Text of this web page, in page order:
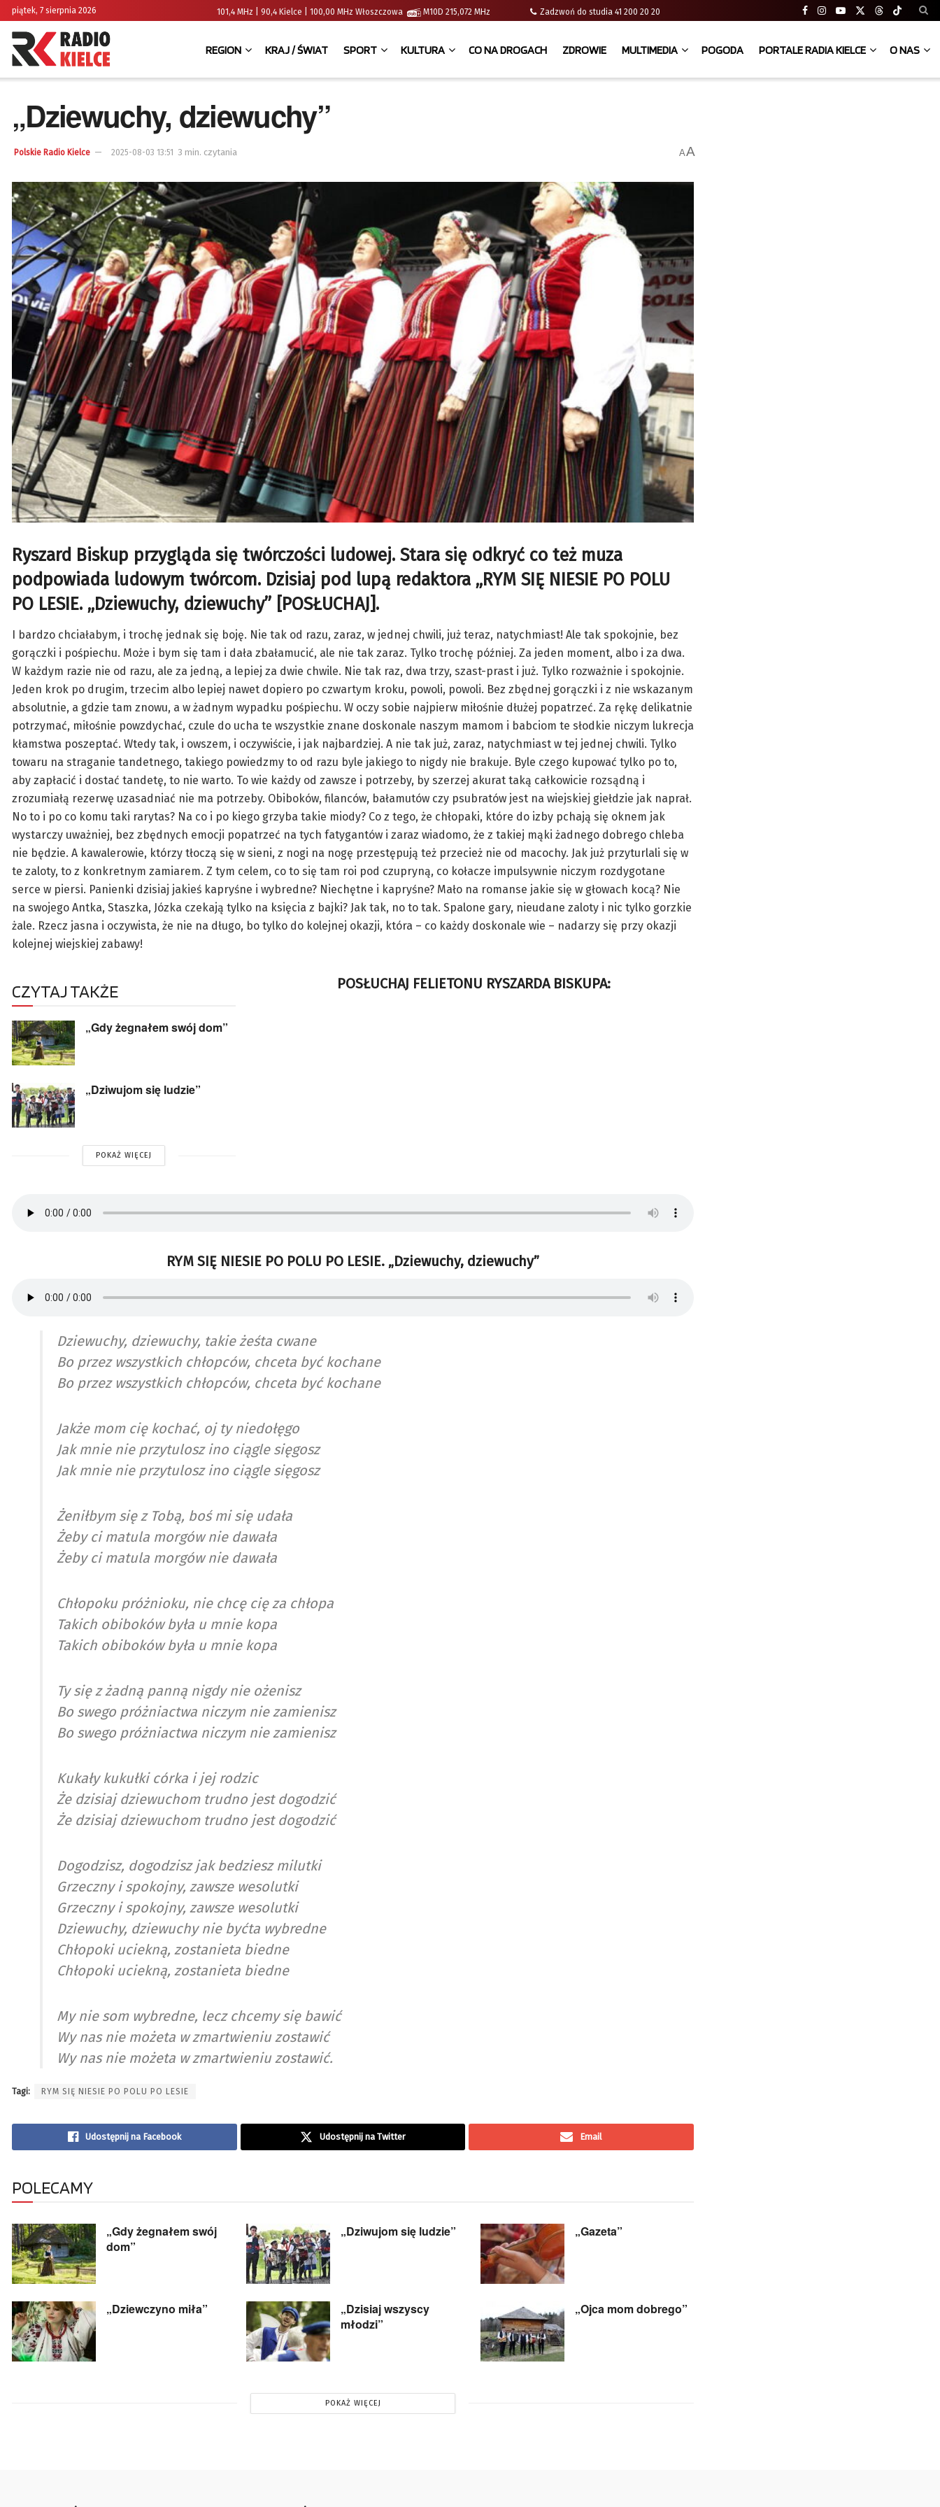
piątek, 7 sierpnia 2026 101,4 MHz | 90,4 Kielce | 100,00 MHz Włoszczowa M10D 215,072 MHz Zadzwoń do studia 41 200 20 20
REGION KRAJ / ŚWIAT SPORT KULTURA CO NA DROGACH ZDROWIE MULTIMEDIA POGODA PORTALE RADIA KIELCE O NAS
„Dziewuchy, dziewuchy”
Polskie Radio Kielce 2025-08-03 13:51 3 min. czytania AA
Ryszard Biskup przygląda się twórczości ludowej. Stara się odkryć co też muza
podpowiada ludowym twórcom. Dzisiaj pod lupą redaktora „RYM SIĘ NIESIE PO POLU
PO LESIE. „Dziewuchy, dziewuchy” [POSŁUCHAJ].
I bardzo chciałabym, i trochę jednak się boję. Nie tak od razu, zaraz, w jednej chwili, już teraz, natychmiast! Ale tak spokojnie, bez
gorączki i pośpiechu. Może i bym się tam i dała zbałamucić, ale nie tak zaraz. Tylko trochę później. Za jeden moment, albo i za dwa.
W każdym razie nie od razu, ale za jedną, a lepiej za dwie chwile. Nie tak raz, dwa trzy, szast-prast i już. Tylko rozważnie i spokojnie.
Jeden krok po drugim, trzecim albo lepiej nawet dopiero po czwartym kroku, powoli, powoli. Bez zbędnej gorączki i z nie wskazanym
absolutnie, a gdzie tam znowu, a w żadnym wypadku pośpiechu. W oczy sobie najpierw miłośnie dłużej popatrzeć. Za rękę delikatnie
potrzymać, miłośnie powzdychać, czule do ucha te wszystkie znane doskonale naszym mamom i babciom te słodkie niczym lukrecja
kłamstwa poszeptać. Wtedy tak, i owszem, i oczywiście, i jak najbardziej. A nie tak już, zaraz, natychmiast w tej jednej chwili. Tylko
towaru na straganie tandetnego, takiego powiedzmy to od razu byle jakiego to nigdy nie brakuje. Byle czego kupować tylko po to,
aby zapłacić i dostać tandetę, to nie warto. To wie każdy od zawsze i potrzeby, by szerzej akurat taką całkowicie rozsądną i
zrozumiałą rezerwę uzasadniać nie ma potrzeby. Obiboków, filanców, bałamutów czy psubratów jest na wiejskiej giełdzie jak naprał.
No to i po co komu taki rarytas? Na co i po kiego grzyba takie miody? Co z tego, że chłopaki, które do izby pchają się oknem jak
wystarczy uważniej, bez zbędnych emocji popatrzeć na tych fatygantów i zaraz wiadomo, że z takiej mąki żadnego dobrego chleba
nie będzie. A kawalerowie, którzy tłoczą się w sieni, z nogi na nogę przestępują też przecież nie od macochy. Jak już przyturlali się w
te zaloty, to z konkretnym zamiarem. Z tym celem, co to się tam roi pod czupryną, co kołacze impulsywnie niczym rozdygotane
serce w piersi. Panienki dzisiaj jakieś kapryśne i wybredne? Niechętne i kapryśne? Mało na romanse jakie się w głowach kocą? Nie
na swojego Antka, Staszka, Józka czekają tylko na księcia z bajki? Jak tak, no to tak. Spalone gary, nieudane zaloty i nic tylko gorzkie
żale. Rzecz jasna i oczywista, że nie na długo, bo tylko do kolejnej okazji, która – co każdy doskonale wie – nadarzy się przy okazji
kolejnej wiejskiej zabawy!
CZYTAJ TAKŻE
„Gdy żegnałem swój dom”
„Dziwujom się ludzie”
POKAŻ WIĘCEJ
POSŁUCHAJ FELIETONU RYSZARDA BISKUPA:
RYM SIĘ NIESIE PO POLU PO LESIE. „Dziewuchy, dziewuchy”
Dziewuchy, dziewuchy, takie żeśta cwane
Bo przez wszystkich chłopców, chceta być kochane
Bo przez wszystkich chłopców, chceta być kochane
Jakże mom cię kochać, oj ty niedołęgo
Jak mnie nie przytulosz ino ciągle sięgosz
Jak mnie nie przytulosz ino ciągle sięgosz
Żeniłbym się z Tobą, boś mi się udała
Żeby ci matula morgów nie dawała
Żeby ci matula morgów nie dawała
Chłopoku próżnioku, nie chcę cię za chłopa
Takich obiboków była u mnie kopa
Takich obiboków była u mnie kopa
Ty się z żadną panną nigdy nie ożenisz
Bo swego próżniactwa niczym nie zamienisz
Bo swego próżniactwa niczym nie zamienisz
Kukały kukułki córka i jej rodzic
Że dzisiaj dziewuchom trudno jest dogodzić
Że dzisiaj dziewuchom trudno jest dogodzić
Dogodzisz, dogodzisz jak bedziesz milutki
Grzeczny i spokojny, zawsze wesolutki
Grzeczny i spokojny, zawsze wesolutki
Dziewuchy, dziewuchy nie byćta wybredne
Chłopoki uciekną, zostanieta biedne
Chłopoki uciekną, zostanieta biedne
My nie som wybredne, lecz chcemy się bawić
Wy nas nie możeta w zmartwieniu zostawić
Wy nas nie możeta w zmartwieniu zostawić.
Tagi: RYM SIĘ NIESIE PO POLU PO LESIE
Udostępnij na Facebook Udostępnij na Twitter Email
POLECAMY
„Gdy żegnałem swój
dom”
„Dziwujom się ludzie” „Gazeta”
„Dziewczyno miła”
„Dzisiaj wszyscy
młodzi”
„Ojca mom dobrego”
POKAŻ WIĘCEJ